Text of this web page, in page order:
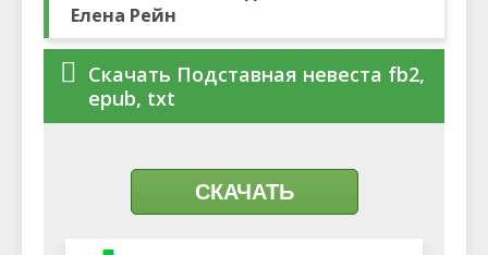
Елена Рейн
Скачать Подставная невеста fb2,
epub, txt
СКАЧАТЬ